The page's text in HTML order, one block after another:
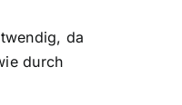
da
durch